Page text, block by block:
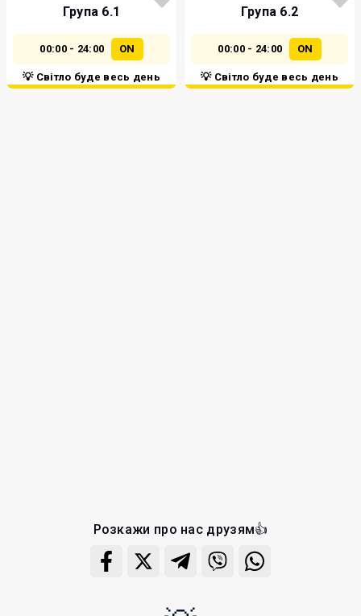
Група 6.1
00:00 - 24:00 ON
💡 Світло буде весь день
Група 6.2
00:00 - 24:00 ON
💡 Світло буде весь день
Розкажи про нас друзям👍